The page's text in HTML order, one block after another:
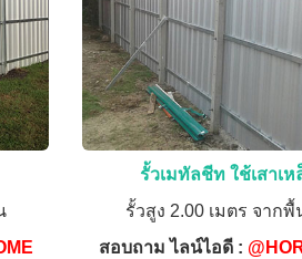
รั้วเมทัลชีท ใช้เสาเห
รั้วสูง 2.00 เมตร จาก
สอบถาม ไลน์ไอดี :